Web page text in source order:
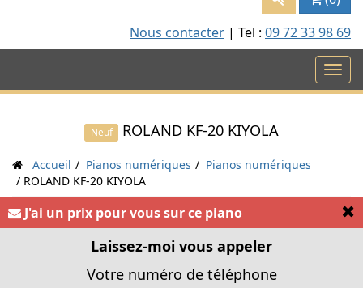
Nous contacter | Tel : 09 72 33 98 69
Neuf ROLAND KF-20 KIYOLA
Accueil Pianos numériques
Pianos numériques
ROLAND KF-20 KIYOLA
« Roland Kiyola KF-20. Piano Numérique avec
Banquette »
J'ai un prix pour vous sur ce piano
Laissez-moi vous appeler
Votre numéro de téléphone